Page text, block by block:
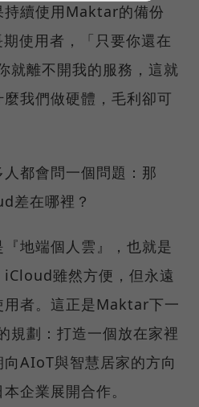
持續使用Maktar的備份
使用者，「只要你還在
就離不開我的服務，這就
我們做硬體，毛利卻可
都會問一個問題：那
差在哪裡？
『地端個人雲』，也就是
雖然方便，但永遠
用者。這正是Maktar下一
劃：打造一個放在家裡
AIoT與智慧居家的方向
企業展開合作。